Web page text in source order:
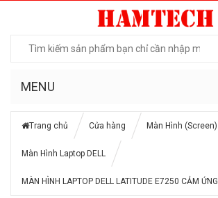
MENU
Trang chủ Cửa hàng Màn Hình (Screen)
Màn Hình Laptop DELL
MÀN HÌNH LAPTOP DELL LATITUDE E7250 CẢM ỨNG